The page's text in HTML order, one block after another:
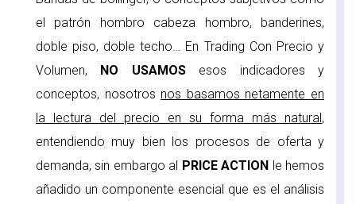
el patrón hombro cabeza hombro, banderines,
doble piso, doble techo… En Trading Con Precio y
Volumen, NO USAMOSesos indicadores y
conceptos, nosotros nos basamos netamente en
la lectura del precio en su forma más natural,
entendiendo muy bien los procesos de oferta y
demanda, sin embargo al PRICE ACTION le hemos
añadido un componente esencial que es el análisis